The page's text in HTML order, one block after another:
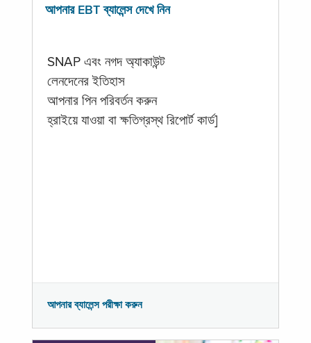
আপনার EBT ব্যালেন্স দেখে নিন
SNAP এবং নগদ অ্যাকাউন্ট
লেনদেনের ইতিহাস
আপনার পিন পরিবর্তন করুন
হ্রাইয়ে যাওয়া বা ক্ষতিগ্রস্থ রিপোর্ট কার্ড]
আপনার ব্যালেন্স পরীক্ষা করুন